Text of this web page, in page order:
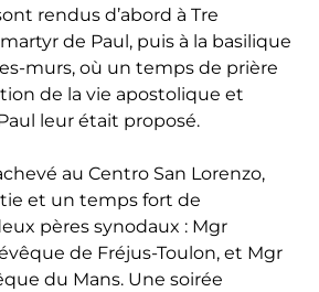
rendus d’abord à Tre
de Paul, puis à la basilique
murs, où un temps de prière
de la vie apostolique et
leur était proposé.
au Centro San Lorenzo,
et un temps fort de
pères synodaux : Mgr
de Fréjus-Toulon, et Mgr
du Mans. Une soirée